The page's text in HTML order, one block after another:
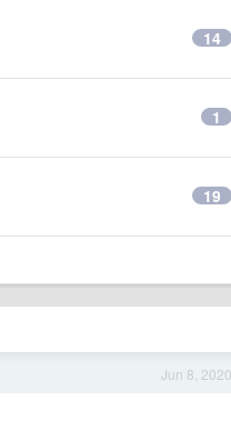
14
1
19
Jun 8, 2020